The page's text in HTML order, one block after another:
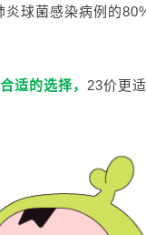
球菌感染病例的
适的选择， 23价更